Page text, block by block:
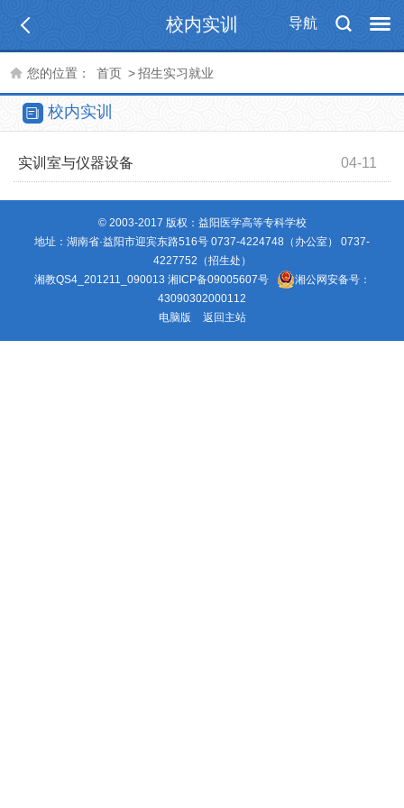
导航
校内实训
您的位置： 首页 >招生实习就业
校内实训
04-11
实训室与仪器设备
© 2003-2017 版权：益阳医学高等专科学校
地址：湖南省·益阳市迎宾东路516号 0737-4224748（办公室） 0737-
4227752（招生处）
湘教QS4_201211_090013 湘ICP备09005607号
湘公网安备号：
43090302000112
电脑版
返回主站